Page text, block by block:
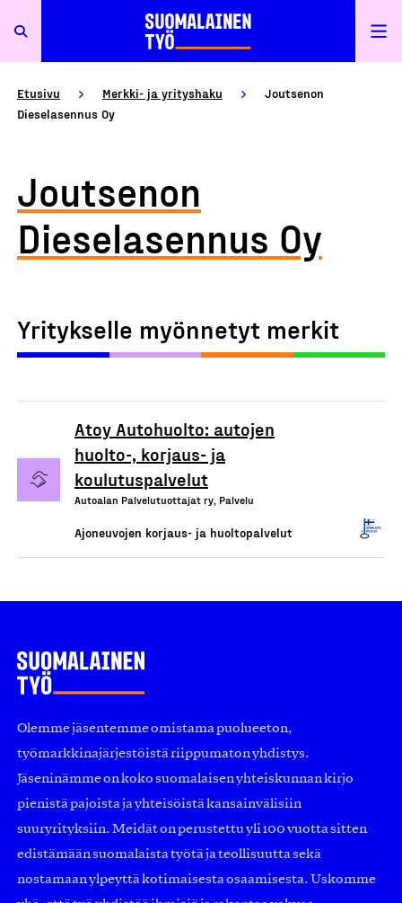
Etusivu Merkki- ja yrityshaku
Joutsenon
Dieselasennus Oy
Joutsenon
Dieselasennus Oy
Yritykselle myönnetyt merkit
Atoy Autohuolto: autojen
huolto-, korjaus- ja
koulutuspalvelut
Autoalan Palvelutuottajat ry, Palvelu
Ajoneuvojen korjaus- ja huoltopalvelut
Olemme jäsentemme omistama puolueeton,
työmarkkinajärjestöistä riippumaton yhdistys.
Jäseninämme on koko suomalaisen yhteiskunnan kirjo
pienistä pajoista ja yhteisöistä kansainvälisiin
suuryrityksiin. Meidät on perustettu yli 100 vuotta sitten
edistämään suomalaista työtä ja teollisuutta sekä
nostamaan ylpeyttä kotimaisesta osaamisesta. Uskomme